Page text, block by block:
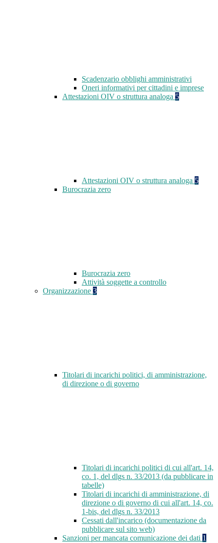
Scadenzario obblighi amministrativi
Oneri informativi per cittadini e imprese
Attestazioni OIV o struttura analoga 5
Attestazioni OIV o struttura analoga 5
Burocrazia zero
Burocrazia zero
Attività soggette a controllo
Organizzazione 3
Titolari di incarichi politici, di amministrazione,
di direzione o di governo
Titolari di incarichi politici di cui all'art. 14,
co. 1, del dlgs n. 33/2013 (da pubblicare in
tabelle)
Titolari di incarichi di amministrazione, di
direzione o di governo di cui all'art. 14, co.
1-bis, del dlgs n. 33/2013
Cessati dall'incarico (documentazione da
pubblicare sul sito web)
Sanzioni per mancata comunicazione dei dati 1